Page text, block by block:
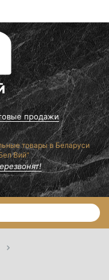
продажи
товары в Беларуси
Вий"